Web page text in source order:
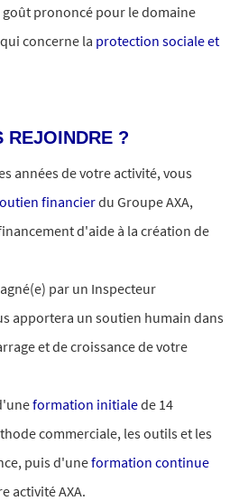
goût prononcé pour le domaine
concerne la protection sociale et
REJOINDRE ?
années de votre activité, vous
financierdu Groupe AXA,
d'aide à la création de
par un Inspecteur
apportera un soutien humain dans
et de croissance de votre
formation initialede 14
commerciale, les outils et les
puis d'uneformation continue
activité AXA.